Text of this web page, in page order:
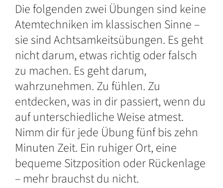
Die folgenden zwei Übungen sind keine
Atemtechniken im klassischen Sinne –
sie sind Achtsamkeitsübungen. Es geht
nicht darum, etwas richtig oder falsch
zu machen. Es geht darum,
wahrzunehmen. Zu fühlen. Zu
entdecken, was in dir passiert, wenn du
auf unterschiedliche Weise atmest.
Nimm dir für jede Übung fünf bis zehn
Minuten Zeit. Ein ruhiger Ort, eine
bequeme Sitzposition oder Rückenlage
– mehr brauchst du nicht.